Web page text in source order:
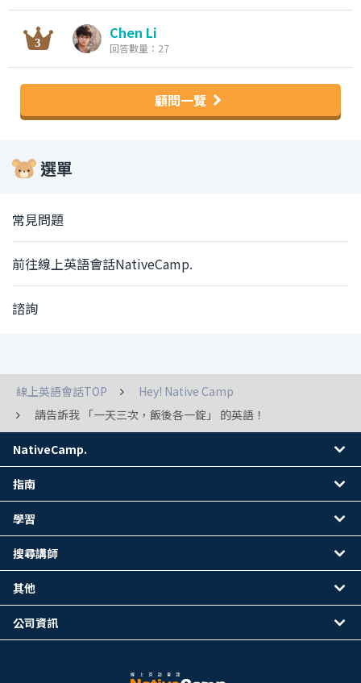
Chen Li
回答數量：27
顧問一覽
選單
常見問題
前往線上英語會話NativeCamp.
諮詢
線上英語會話TOP
Hey! Native Camp
請告訴我 「一天三次，飯後各一錠」 的英語！
NativeCamp.
指南
學習
搜尋講師
其他
公司資訊